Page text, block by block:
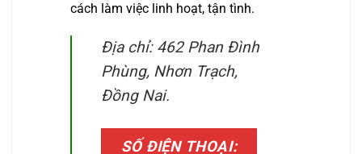
cách làm việc linh hoạt, tận tình.
Địa chỉ: 462 Phan Đình
Phùng, Nhơn Trạch,
Đồng Nai.
SỐ ĐIỆN THOẠI: